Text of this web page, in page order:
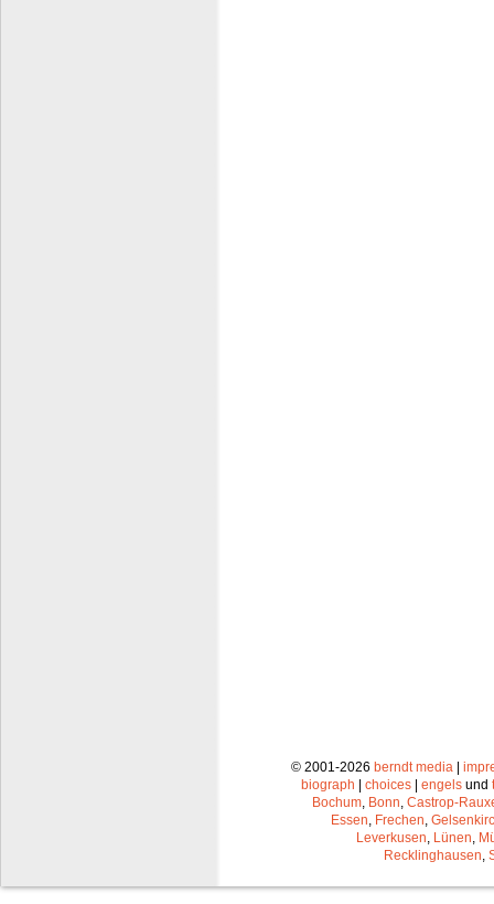
© 2001-2026 berndt media |
biograph | choices | engels und
Bochum Bonn Castrop-
Essen Frechen
Leverkusen Lünen
Recklinghausen